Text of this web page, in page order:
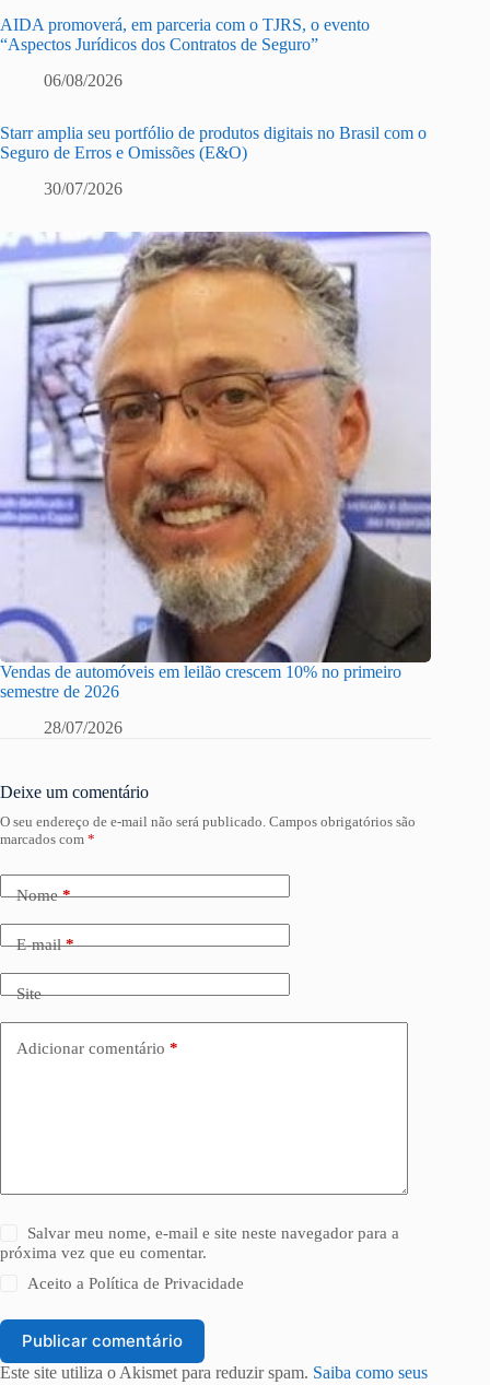
AIDA promoverá, em parceria com o TJRS, o evento
“Aspectos Jurídicos dos Contratos de Seguro”
06/08/2026
Starr amplia seu portfólio de produtos digitais no Brasil com o
Seguro de Erros e Omissões (E&O)
30/07/2026
Vendas de automóveis em leilão crescem 10% no primeiro
semestre de 2026
28/07/2026
Deixe um comentário
O seu endereço de e-mail não será publicado. Campos obrigatórios são
marcados com *
Nome*
E-mail*
Site
Adicionar comentário *
Salvar meu nome, e-mail e site neste navegador para a
próxima vez que eu comentar.
Aceito aPolítica de Privacidade
Publicar comentário
Este site utiliza o Akismet para reduzir spam. Saiba como seus